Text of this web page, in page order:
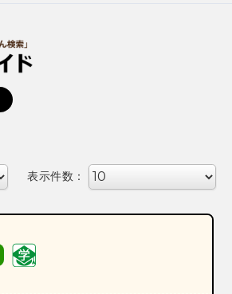
表示件数：